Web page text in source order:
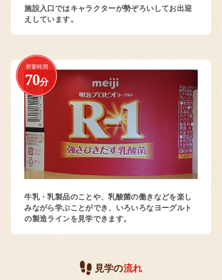
見学予約・お問い合わせ
大阪府 高槻市
お菓子の工場
明治なるほどファクトリー
見学予約・お問い合わせ
乳製品の工場
明治なるほどファクトリー
施設入口ではキャラクターが勢ぞろいしてお出迎
えしています。
所要時間
70分
牛乳・乳製品のことや、乳酸菌の働きなどを楽し
みながら学ぶことができ、いろいろなヨーグルト
の製造ラインを見学できます。
見学の流れ